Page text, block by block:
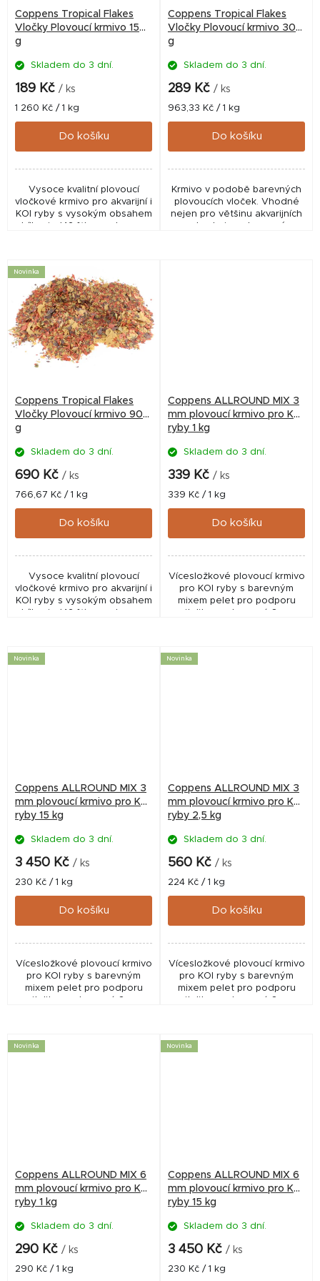
o
Coppens Tropical Flakes
Vločky Plovoucí krmivo 150
g
Skladem do 3 dní.
189 Kč / ks
Měrná
cena:
1 260 Kč / 1 kg
Do košíku
Vysoce kvalitní plovoucí
vločkové krmivo pro akvarijní i
KOI ryby s vysokým obsahem
bílkovin (42 %) a podporou
Coppens Tropical Flakes
Vločky Plovoucí krmivo 300
g
Skladem do 3 dní.
289 Kč / ks
Měrná
cena:
963,33 Kč / 1 kg
Do košíku
Krmivo v podobě barevných
plovoucích vloček. Vhodné
nejen pro většinu akvarijních
ryb, ale i pro barevné
Novinka
Coppens Tropical Flakes
Vločky Plovoucí krmivo 900
g
Skladem do 3 dní.
690 Kč / ks
Měrná
cena:
766,67 Kč / 1 kg
Do košíku
Vysoce kvalitní plovoucí
vločkové krmivo pro akvarijní i
KOI ryby s vysokým obsahem
Coppens ALLROUND MIX 3
mm plovoucí krmivo pro KOI
ryby 1 kg
Skladem do 3 dní.
339 Kč / ks
Měrná
cena:
339 Kč / 1 kg
Do košíku
Vícesložkové plovoucí krmivo
pro KOI ryby s barevným
mixem pelet pro podporu
Novinka
Coppens ALLROUND MIX 3
mm plovoucí krmivo pro KOI
ryby 15 kg
Skladem do 3 dní.
3 450 Kč / ks
Měrná
cena:
230 Kč / 1 kg
Do košíku
Vícesložkové plovoucí krmivo
pro KOI ryby s barevným
mixem pelet pro podporu
vitality a vybarvení. 3mm
Novinka
Coppens ALLROUND MIX 3
mm plovoucí krmivo pro KOI
ryby 2,5 kg
Skladem do 3 dní.
560 Kč / ks
Měrná
cena:
224 Kč / 1 kg
Do košíku
Vícesložkové plovoucí krmivo
pro KOI ryby s barevným
mixem pelet pro podporu
vitality a vybarvení. 3mm
Novinka
Coppens ALLROUND MIX 6
mm plovoucí krmivo pro KOI
ryby 1 kg
Skladem do 3 dní.
290 Kč / ks
Měrná
290 Kč / 1 kg
Novinka
Coppens ALLROUND MIX 6
mm plovoucí krmivo pro KOI
ryby 15 kg
Skladem do 3 dní.
3 450 Kč / ks
Měrná
230 Kč / 1 kg